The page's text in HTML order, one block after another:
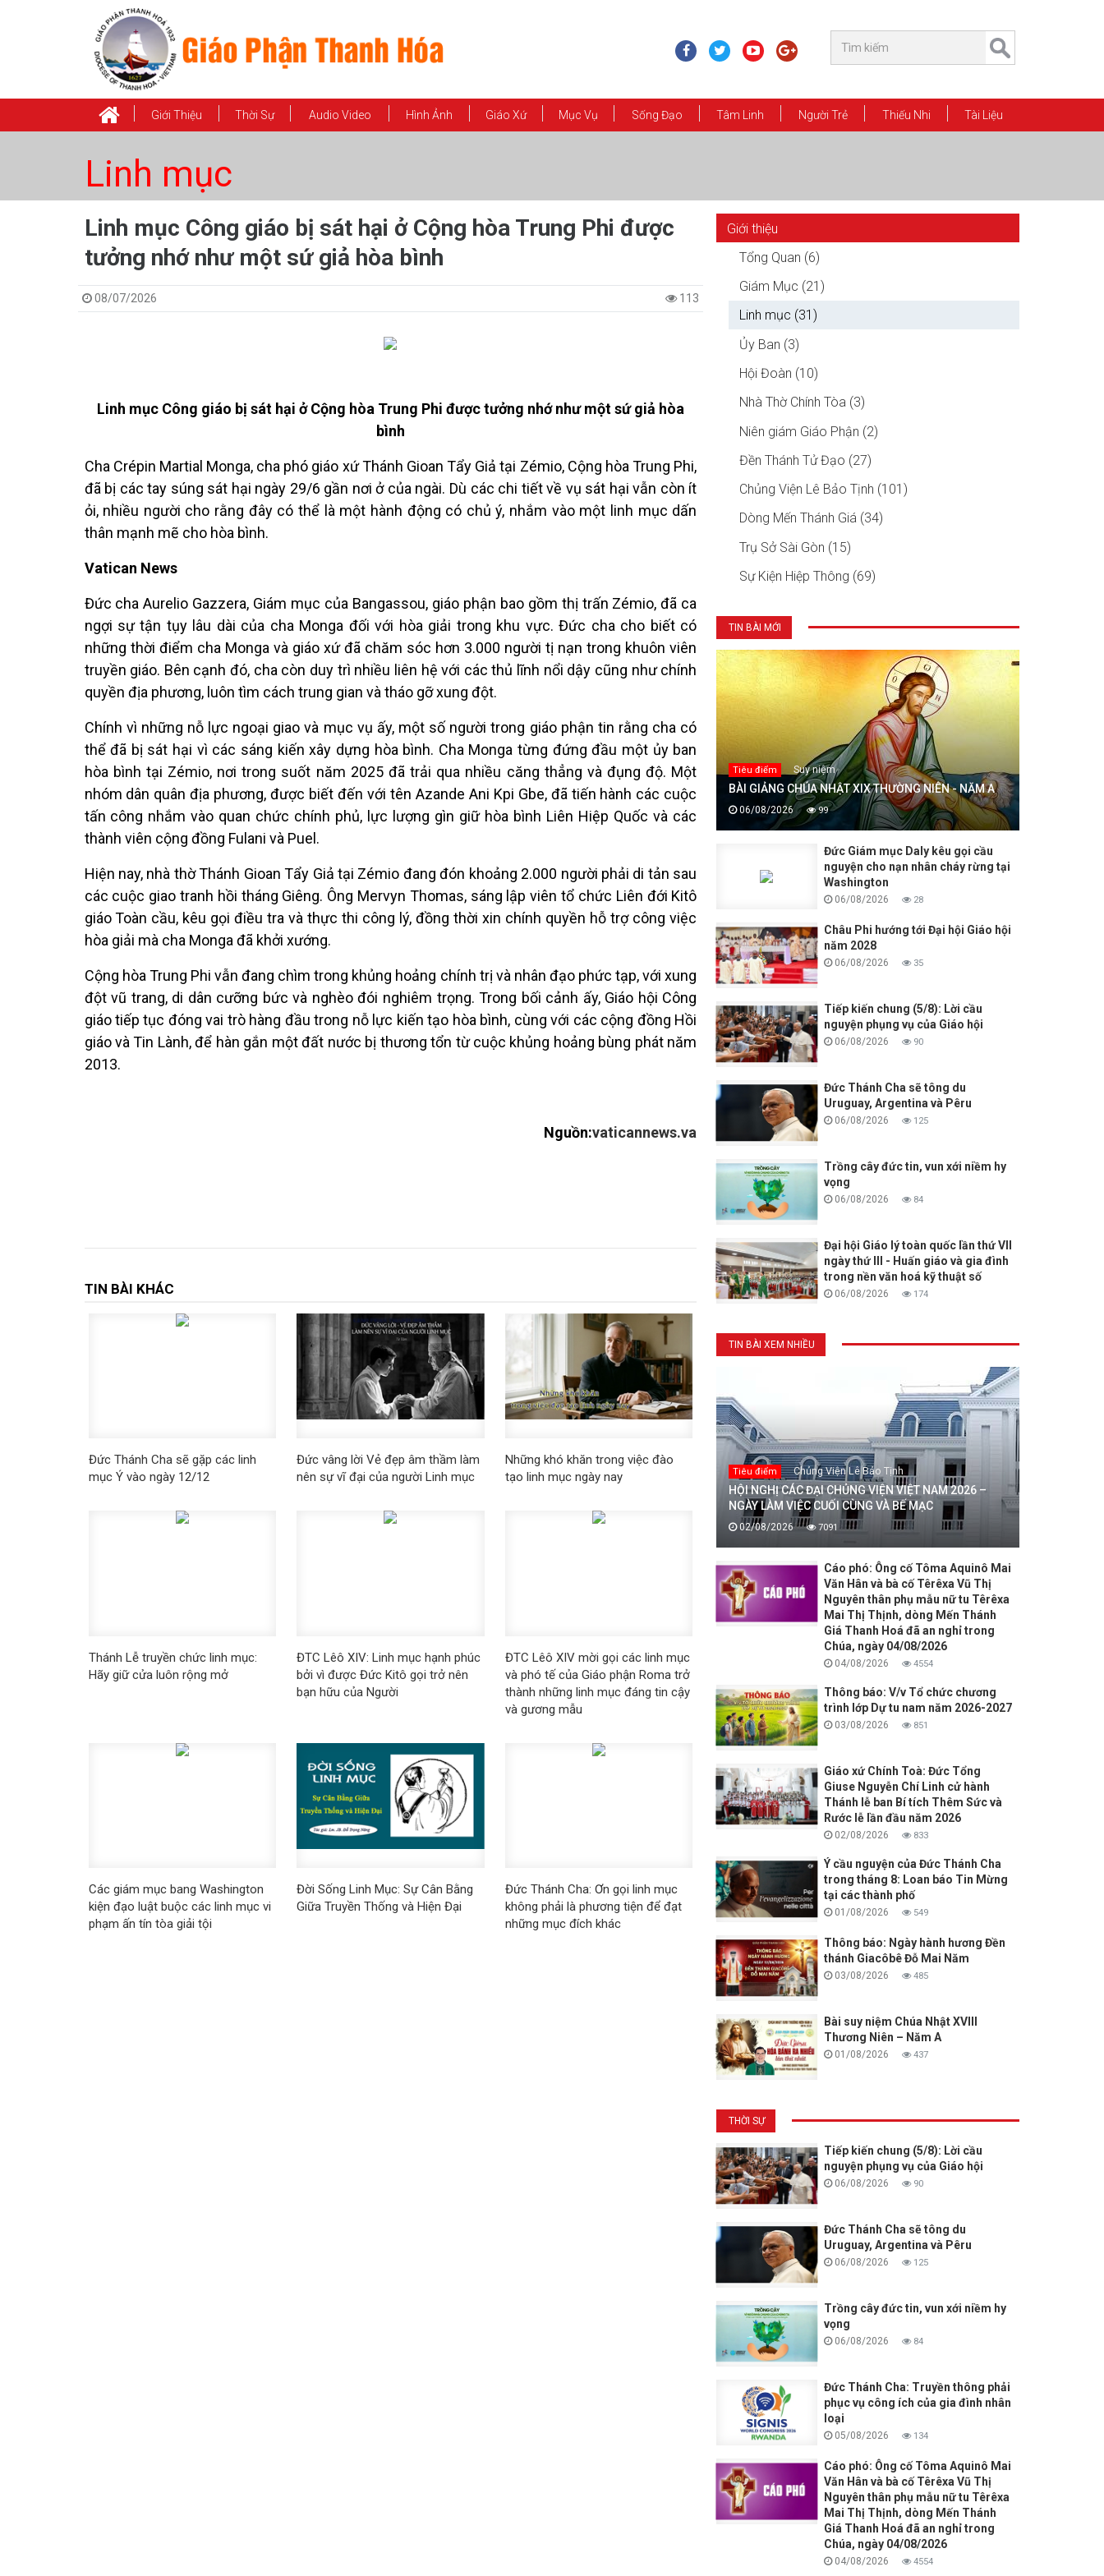
Giới Thiệu Thời Sự Audio Video Hình Ảnh Giáo Xứ Mục Vụ Sống Đạo Tâm Linh Người Trẻ Thiếu Nhi Tài Liệu
Linh mục
​​​​​​​Linh mục Công giáo bị sát hại ở Cộng hòa Trung Phi được
tưởng nhớ như một sứ giả hòa bình
08/07/2026 113
Linh mục Công giáo bị sát hại ở Cộng hòa Trung Phi được tưởng nhớ như một sứ giả hòa
bình
Cha Crépin Martial Monga, cha phó giáo xứ Thánh Gioan Tẩy Giả tại Zémio, Cộng hòa Trung Phi,
đã bị các tay súng sát hại ngày 29/6 gần nơi ở của ngài. Dù các chi tiết về vụ sát hại vẫn còn ít
ỏi, nhiều người cho rằng đây có thể là một hành động có chủ ý, nhắm vào một linh mục dấn
thân mạnh mẽ cho hòa bình.
Vatican News
Đức cha Aurelio Gazzera, Giám mục của Bangassou, giáo phận bao gồm thị trấn Zémio, đã ca
ngợi sự tận tụy lâu dài của cha Monga đối với hòa giải trong khu vực. Đức cha cho biết có
những thời điểm cha Monga và giáo xứ đã chăm sóc hơn 3.000 người tị nạn trong khuôn viên
truyền giáo. Bên cạnh đó, cha còn duy trì nhiều liên hệ với các thủ lĩnh nổi dậy cũng như chính
quyền địa phương, luôn tìm cách trung gian và tháo gỡ xung đột.
Chính vì những nỗ lực ngoại giao và mục vụ ấy, một số người trong giáo phận tin rằng cha có
thể đã bị sát hại vì các sáng kiến xây dựng hòa bình. Cha Monga từng đứng đầu một ủy ban
hòa bình tại Zémio, nơi trong suốt năm 2025 đã trải qua nhiều căng thẳng và đụng độ. Một
nhóm dân quân địa phương, được biết đến với tên Azande Ani Kpi Gbe, đã tiến hành các cuộc
tấn công nhắm vào quan chức chính phủ, lực lượng gìn giữ hòa bình Liên Hiệp Quốc và các
thành viên cộng đồng Fulani và Puel.
Hiện nay, nhà thờ Thánh Gioan Tẩy Giả tại Zémio đang đón khoảng 2.000 người phải di tản sau
các cuộc giao tranh hồi tháng Giêng. Ông Mervyn Thomas, sáng lập viên tổ chức Liên đới Kitô
giáo Toàn cầu, kêu gọi điều tra và thực thi công lý, đồng thời xin chính quyền hỗ trợ công việc
hòa giải mà cha Monga đã khởi xướng.
Cộng hòa Trung Phi vẫn đang chìm trong khủng hoảng chính trị và nhân đạo phức tạp, với xung
đột vũ trang, di dân cưỡng bức và nghèo đói nghiêm trọng. Trong bối cảnh ấy, Giáo hội Công
giáo tiếp tục đóng vai trò hàng đầu trong nỗ lực kiến tạo hòa bình, cùng với các cộng đồng Hồi
giáo và Tin Lành, để hàn gắn một đất nước bị thương tổn từ cuộc khủng hoảng bùng phát năm
2013.
Nguồn:vaticannews.va
TIN BÀI KHÁC
Đức Thánh Cha sẽ gặp các linh
mục Ý vào ngày 12/12
Đức vâng lời Vẻ đẹp âm thầm làm
nên sự vĩ đại của người Linh mục
Những khó khăn trong việc đào
tạo linh mục ngày nay
Thánh Lễ truyền chức linh mục:
Hãy giữ cửa luôn rộng mở
ĐTC Lêô XIV: Linh mục hạnh phúc
bởi vì được Đức Kitô gọi trở nên
bạn hữu của Người
ĐTC Lêô XIV mời gọi các linh mục
và phó tế của Giáo phận Roma trở
thành những linh mục đáng tin cậy
và gương mẫu
​​​​​​​Các giám mục bang Washington
kiện đạo luật buộc các linh mục vi
phạm ấn tín tòa giải tội
Đời Sống Linh Mục: Sự Cân Bằng
Giữa Truyền Thống và Hiện Đại
Đức Thánh Cha: Ơn gọi linh mục
không phải là phương tiện để đạt
những mục đích khác
Giới thiệu
Tổng Quan (6)
Giám Mục (21)
Linh mục (31)
Ủy Ban (3)
Hội Đoàn (10)
Nhà Thờ Chính Tòa (3)
Niên giám Giáo Phận (2)
Đền Thánh Tử Đạo (27)
Chủng Viện Lê Bảo Tịnh (101)
Dòng Mến Thánh Giá (34)
Trụ Sở Sài Gòn (15)
Sự Kiện Hiệp Thông (69)
TIN BÀI MỚI
Tiêu điểm Suy niệm
BÀI GIẢNG CHÚA NHẬT XIX THƯỜNG NIÊN - NĂM A
06/08/2026 99
Đức Giám mục Daly kêu gọi cầu
nguyện cho nạn nhân cháy rừng tại
Washington
06/08/2026 28
Châu Phi hướng tới Đại hội Giáo hội
năm 2028
06/08/2026 35
Tiếp kiến chung (5/8): Lời cầu
nguyện phụng vụ của Giáo hội
06/08/2026 90
Đức Thánh Cha sẽ tông du
Uruguay, Argentina và Pêru
06/08/2026 125
Trồng cây đức tin, vun xới niềm hy
vọng
06/08/2026 84
Đại hội Giáo lý toàn quốc lần thứ VII
ngày thứ III - Huấn giáo và gia đình
trong nền văn hoá kỹ thuật số
06/08/2026 174
TIN BÀI XEM NHIỀU
Tiêu điểm Chủng Viện Lê Bảo Tịnh
HỘI NGHỊ CÁC ĐẠI CHỦNG VIỆN VIỆT NAM 2026 –
NGÀY LÀM VIỆC CUỐI CÙNG VÀ BẾ MẠC
02/08/2026 7091
Cáo phó: Ông cố Tôma Aquinô Mai
Văn Hân và bà cố Têrêxa Vũ Thị
Nguyên thân phụ mẫu nữ tu Têrêxa
Mai Thị Thịnh, dòng Mến Thánh
Giá Thanh Hoá đã an nghỉ trong
Chúa, ngày 04/08/2026
04/08/2026 4554
Thông báo: V/v Tổ chức chương
trình lớp Dự tu nam năm 2026-2027
03/08/2026 851
Giáo xứ Chính Toà: Đức Tổng
Giuse Nguyễn Chí Linh cử hành
Thánh lễ ban Bí tích Thêm Sức và
Rước lễ lần đầu năm 2026
02/08/2026 833
Ý cầu nguyện của Đức Thánh Cha
trong tháng 8: Loan báo Tin Mừng
tại các thành phố
01/08/2026 549
Thông báo: Ngày hành hương Đền
thánh Giacôbê Đỗ Mai Năm
03/08/2026 485
Bài suy niệm Chúa Nhật XVIII
Thương Niên – Năm A
01/08/2026 437
THỜI SỰ
Tiếp kiến chung (5/8): Lời cầu
nguyện phụng vụ của Giáo hội
06/08/2026 90
Đức Thánh Cha sẽ tông du
Uruguay, Argentina và Pêru
06/08/2026 125
Trồng cây đức tin, vun xới niềm hy
vọng
06/08/2026 84
Đức Thánh Cha: Truyền thông phải
phục vụ công ích của gia đình nhân
loại
05/08/2026 134
Cáo phó: Ông cố Tôma Aquinô Mai
Văn Hân và bà cố Têrêxa Vũ Thị
Nguyên thân phụ mẫu nữ tu Têrêxa
Mai Thị Thịnh, dòng Mến Thánh
Giá Thanh Hoá đã an nghỉ trong
Chúa, ngày 04/08/2026
04/08/2026 4554